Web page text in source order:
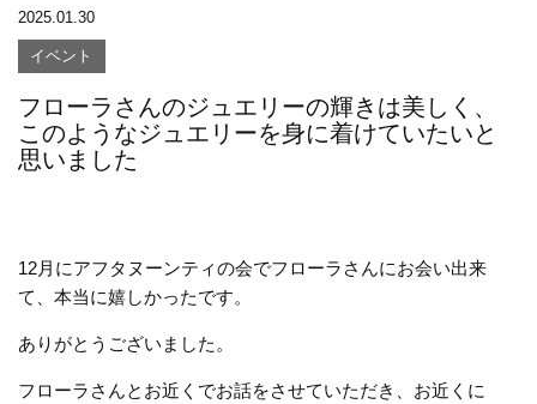
2025.01.30
イベント
フローラさんのジュエリーの輝きは美しく、
このようなジュエリーを身に着けていたいと
思いました
12月にアフタヌーンティの会でフローラさんにお会い出来
て、本当に嬉しかったです。
ありがとうございました。
フローラさんとお近くでお話をさせていただき、お近くに